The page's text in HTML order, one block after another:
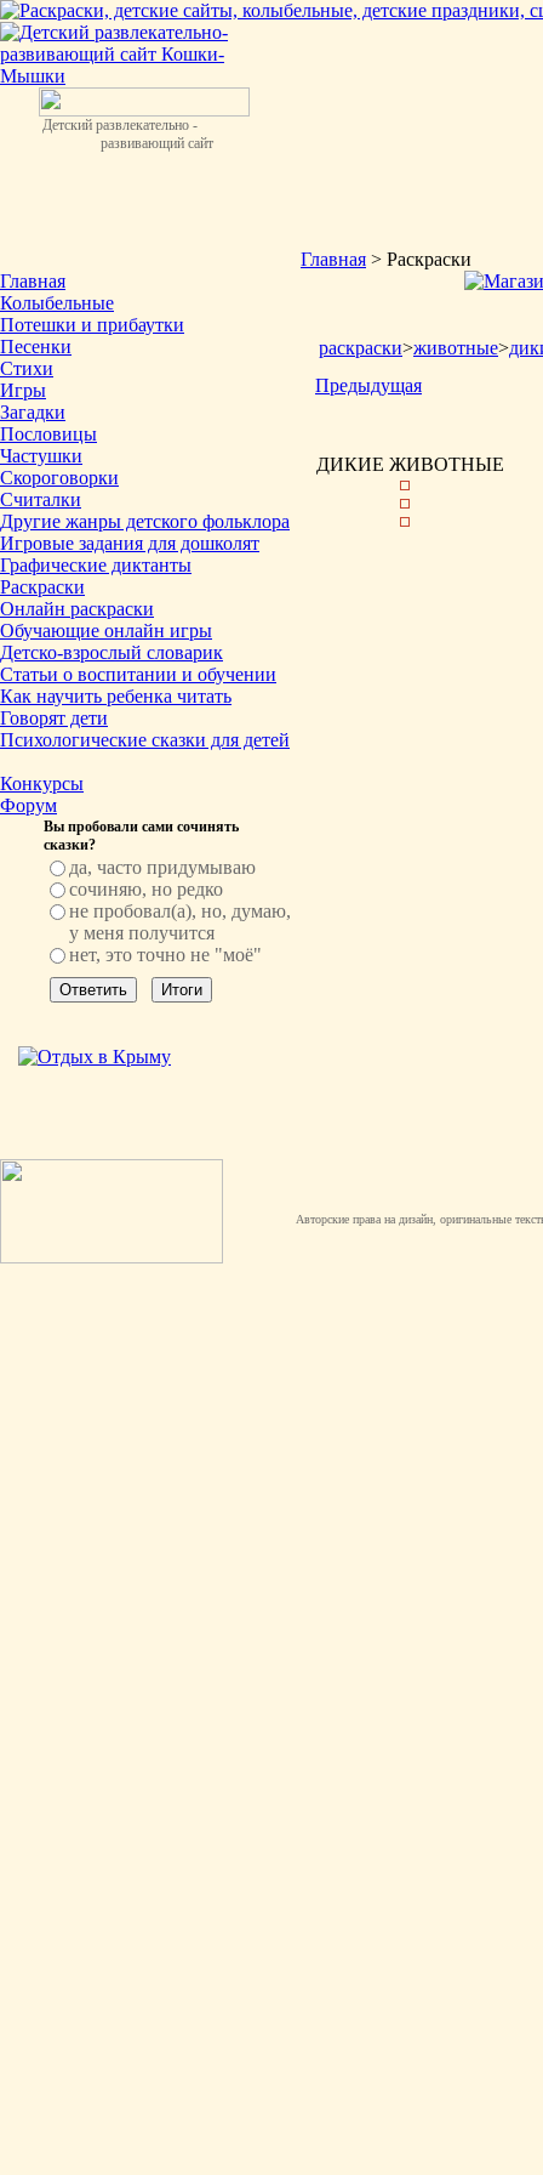
Детский развлекательно -
развивающий сайт
Главная
Колыбельные
Потешки и прибаутки
Песенки
Стихи
Игры
Загадки
Пословицы
Частушки
Скороговорки
Считалки
Другие жанры детского фольклора
Игровые задания для дошколят
Графические диктанты
Раскраски
Онлайн раскраски
Обучающие онлайн игры
Детско-взрослый словарик
Статьи о воспитании и обучении
Как научить ребенка читать
Говорят дети
Психологические сказки для детей
Конкурсы
Форум
Вы пробовали сами сочинять
сказки?
да, часто придумываю
сочиняю, но редко
не пробовал(а), но, думаю,
у меня получится
нет, это точно не "моё"
Главная > Раскраски
раскраски>животные>
Предыдущая
ДИКИЕ ЖИВОТНЫЕ
Авторские права на дизайн, оригинальные